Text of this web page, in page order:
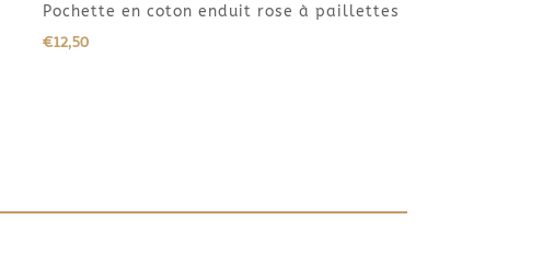
Pochette en coton enduit rose à paillettes
€12,50